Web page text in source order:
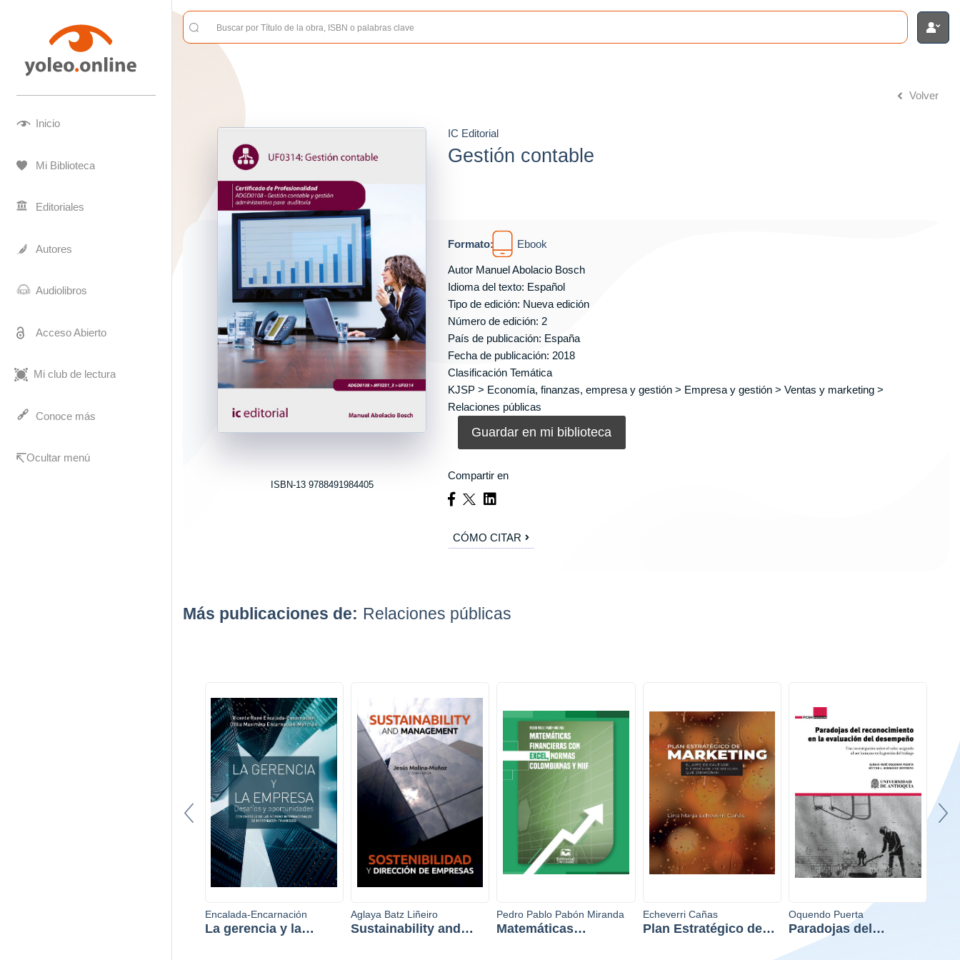
Inicio
Mi Biblioteca
Editoriales
Autores
Audiolibros
Acceso Abierto
Mi club de lectura
Conoce más
Ocultar menú
Volver
ISBN-13 9788491984405
IC Editorial
Gestión contable
Formato: Ebook
Autor Manuel Abolacio Bosch
Idioma del texto: Español
Tipo de edición: Nueva edición
Número de edición: 2
País de publicación: España
Fecha de publicación: 2018
Clasificación Temática
KJSP > Economía, finanzas, empresa y gestión > Empresa y gestión > Ventas y marketing >
Relaciones públicas
Guardar en mi biblioteca
Compartir en
CÓMO CITAR
Más publicaciones de: Relaciones públicas
Encalada-Encarnación
La gerencia y la
Aglaya Batz Liñeiro
Sustainability and
Pedro Pablo Pabón Miranda
Matemáticas
Echeverri Cañas
Plan Estratégico de
Oquendo Puerta
Paradojas del
reconocimiento en la